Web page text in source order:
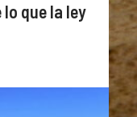
que la ley